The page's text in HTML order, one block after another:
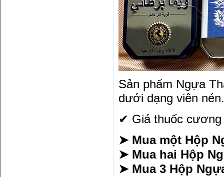
Sản phẩm Ngựa
dưới dạng viên nén.
✔ Giá thuốc
➤ Mua một Hộp
➤ Mua hai Hộp
➤ Mua 3 Hộp